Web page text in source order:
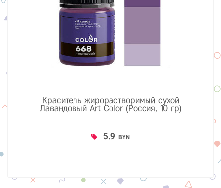
Краситель жирорастворимый сухой
Лавандовый Art Color (Россия, 10 гр)
5.9 BYN